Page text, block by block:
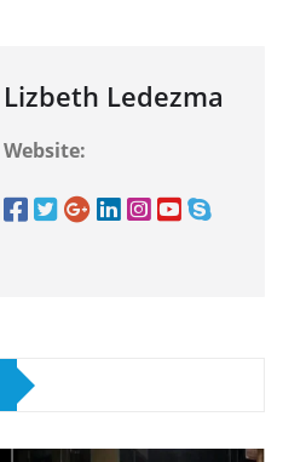
Lizbeth Ledezma
Website: